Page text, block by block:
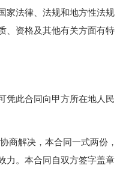
家法律、法规和地方性法规
、资格及其他有关方面有特
此合同向甲方所在地人民
解决，本合同一式两份，
力。本合同自双方签字盖章